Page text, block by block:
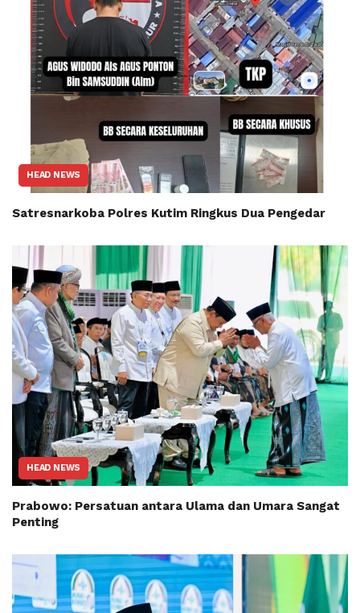
HEAD NEWS
Satresnarkoba Polres Kutim Ringkus Dua Pengedar
HEAD NEWS
Prabowo: Persatuan antara Ulama dan Umara Sangat
Penting